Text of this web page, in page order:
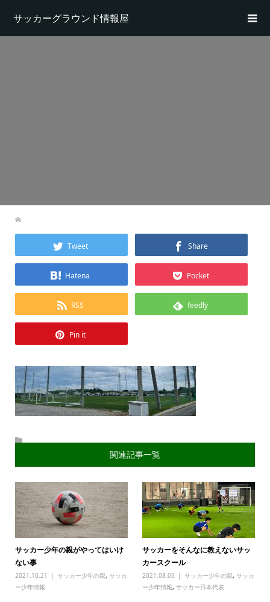
サッカーグラウンド情報屋
Tweet Share
Hatena Pocket
RSS feedly
Pin it
関連記事一覧
サッカー少年の親がやってはいけ
ない事
2021.10.21 サッカー少年の親, サッカ
ー少年情報
サッカーをそんなに教えないサッ
カースクール
2021.08.05 サッカー少年の親,サッカ
ー少年情報,サッカー日本代表